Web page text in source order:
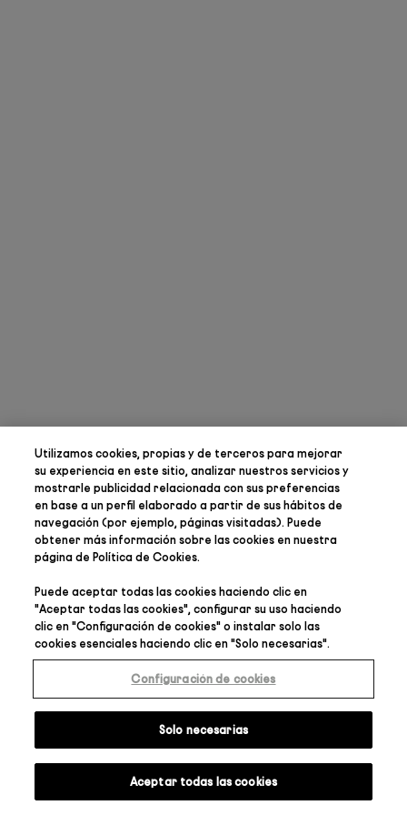
Utilizamos cookies, propias y de terceros paramejorar
su experiencia en este sitio, analizar nuestros servicios y
mostrarle publicidad relacionada con sus preferencias
en base a un perfil elaborado a partir de sus hábitos de
navegación (por ejemplo, páginas visitadas). Puede
obtener más información sobre las cookies en nuestra
página dePolítica de Cookies.
Puede aceptar todas las cookies haciendo clic en
"Aceptar todas las cookies", configurar su uso haciendo
clic en "Configuración de cookies" o instalar solo las
cookies esenciales haciendo clic en "Solo necesarias".
Configuración de cookies
Solo necesarias
Aceptar todas las cookies